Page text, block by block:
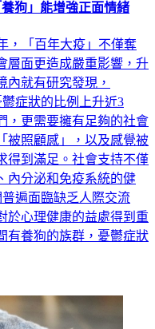
狗」能增強正面情緒
，「百年大疫」不僅奪
層面更造成嚴重影響，升
內就有研究發現，
症狀的比例上升近3
，更需要擁有足夠的社會
被照顧感」，以及感覺被
得到滿足。社會支持不僅
內分泌和免疫系統的健
遍面臨缺乏人際交流
於心理健康的益處得到重
有養狗的族群，憂鬱症狀